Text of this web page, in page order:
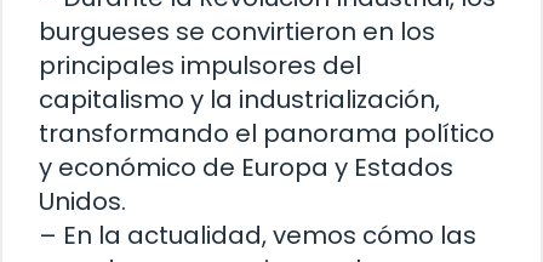
burgueses se convirtieron en los
principales impulsores del
capitalismo y la industrialización,
transformando el panorama político
y económico de Europa y Estados
Unidos.
– En la actualidad, vemos cómo las